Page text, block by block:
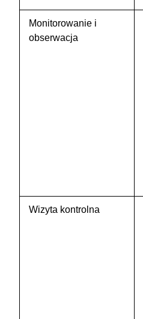
Monitorowanie i
obserwacja
Wizyta kontrolna